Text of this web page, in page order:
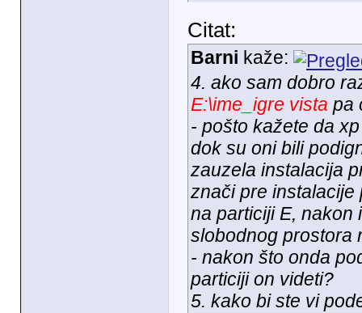
Citat:
Barni kaže:
4. ako sam dobro
E:\ime_igre vista pa
- pošto kažete da
dok su oni bili
zauzela instalacija
znači pre instalacije
na particiji E, nakon
slobodnog prostora
- nakon što onda
particiji on videti?
5. kako bi ste vi